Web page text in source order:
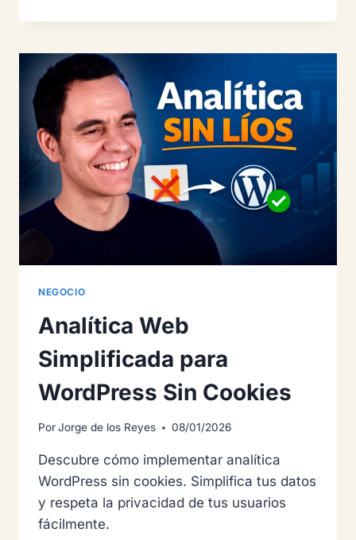
RIESGOS
OPORTUNIDADES
PARA
PYMES
NEGOCIO
Analítica Web
Simplificada para
WordPress Sin Cookies
PorJorge de los Reyes 08/01/2026
Descubre cómo implementar analítica
WordPress sin cookies. Simplifica tus datos
y respeta la privacidad de tus usuarios
fácilmente.